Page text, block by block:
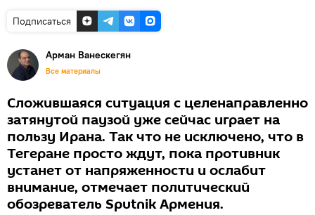
Подписаться
Арман Ванескегян
Все материалы
Сложившаяся ситуация с целенаправленно
затянутой паузой уже сейчас играет на
пользу Ирана. Так что не исключено, что в
Тегеране просто ждут, пока противник
устанет от напряженности и ослабит
внимание, отмечает политический
обозреватель Sputnik Армения.